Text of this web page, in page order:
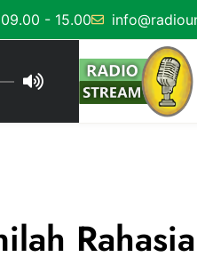
- 15.00